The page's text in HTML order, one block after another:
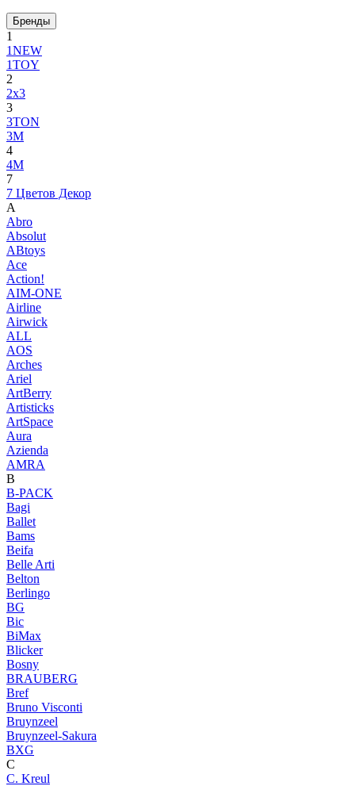
Бренды
1
1NEW
1TOY
2
2x3
3
3TON
3М
4
4M
7
7 Цветов Декор
A
Abro
Absolut
ABtoys
Ace
Action!
AIM-ONE
Airline
Airwick
ALL
AOS
Arches
Ariel
ArtBerry
Artisticks
ArtSpace
Aura
Azienda
AМRA
B
B-PACK
Bagi
Ballet
Bams
Beifa
Belle Arti
Belton
Berlingo
BG
Bic
BiMax
Blicker
Bosny
BRAUBERG
Bref
Bruno Visconti
Bruynzeel
Bruynzeel-Sakura
BXG
C
C. Kreul